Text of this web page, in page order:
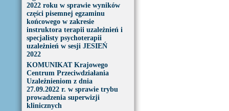
2022 roku w sprawie wyników
części pisemnej egzaminu
końcowego w zakresie
instruktora terapii uzależnień i
specjalisty psychoterapii
uzależnień w sesji JESIEŃ
2022
KOMUNIKAT Krajowego
Centrum Przeciwdziałania
Uzależnieniom z dnia
27.09.2022 r. w sprawie trybu
prowadzenia superwizji
klinicznych